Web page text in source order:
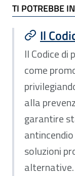
ALLEGATI e
TI POTREBBE
Il
Il Codice di
come
alla
garantire
soluzioni
alternative.